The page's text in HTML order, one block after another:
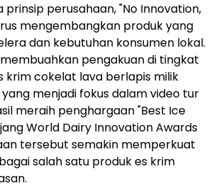
prinsip perusahaan, "No Innovation,
mengembangkan produk yang
dan kebutuhan konsumen lokal.
pengakuan di tingkat
krim cokelat lava berlapis milik
menjadi fokus dalam video tur
meraih penghargaan "Best Ice
World Dairy Innovation Awards
tersebut semakin memperkuat
salah satu produk es krim